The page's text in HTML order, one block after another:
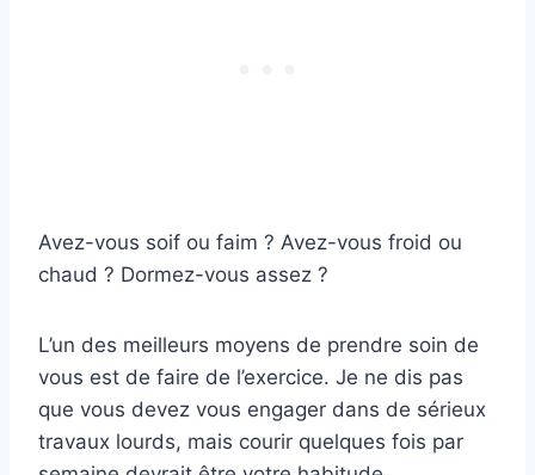
Avez-vous soif ou faim ? Avez-vous froid ou
chaud ? Dormez-vous assez ?
L’un des meilleurs moyens de prendre soin de
vous est de faire de l’exercice. Je ne dis pas
que vous devez vous engager dans de sérieux
travaux lourds, mais courir quelques fois par